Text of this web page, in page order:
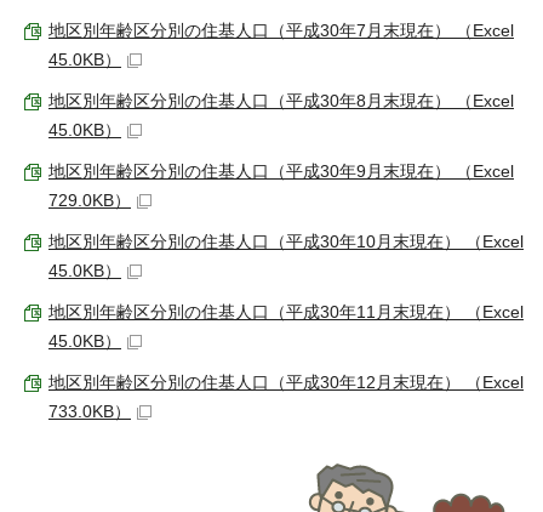
地区別年齢区分別の住基人口（平成30年7月末現在） （Excel
45.0KB）
地区別年齢区分別の住基人口（平成30年8月末現在） （Excel
45.0KB）
地区別年齢区分別の住基人口（平成30年9月末現在） （Excel
729.0KB）
地区別年齢区分別の住基人口（平成30年10月末現在） （Excel
45.0KB）
地区別年齢区分別の住基人口（平成30年11月末現在） （Excel
45.0KB）
地区別年齢区分別の住基人口（平成30年12月末現在） （Excel
733.0KB）